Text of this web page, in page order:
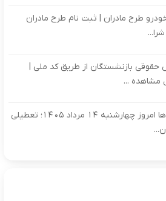
طرح مادران | ثبت نام طرح مادران
بازنشستگان از طریق کد ملی |
مشاهده ...
فعالیت بانک‌ها امروز چهارشنبه ۱۴ مرداد ۱۴۰۵؛ تعطیلی